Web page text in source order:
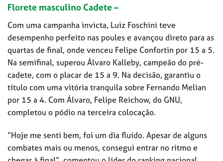
Florete masculino Cadete –
Com uma campanha invicta, Luiz Foschini teve
desempenho perfeito nas poules e avançou direto para as
quartas de final, onde venceu Felipe Confortin por 15 a 5.
Na semifinal, superou Álvaro Kalleby, campeão do pré-
cadete, com o placar de 15 a 9. Na decisão, garantiu o
título com uma vitória tranquila sobre Fernando Melian
por 15 a 4. Com Álvaro, Felipe Reichow, do GNU,
completou o pódio na terceira colocação.
“Hoje me senti bem, foi um dia fluído. Apesar de alguns
combates mais ou menos, consegui entrar no ritmo e